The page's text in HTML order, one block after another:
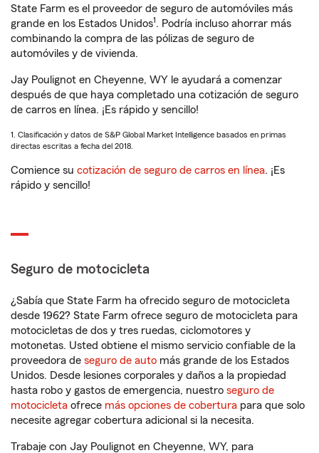
State Farm es el proveedor de seguro de automóviles más
grande en los Estados Unidos1. Podría incluso ahorrar más
combinando la compra de las pólizas de seguro de
automóviles y de vivienda.
Jay Poulignot en Cheyenne, WY le ayudará a comenzar
después de que haya completado una cotización de seguro
de carros en línea. ¡Es rápido y sencillo!
1. Clasificación y datos de S&P Global Market Intelligence basados en primas
directas escritas a fecha del 2018.
Comience su cotización de seguro de carros en línea. ¡Es
rápido y sencillo!
Seguro de motocicleta
¿Sabía que State Farm ha ofrecido seguro de motocicleta
desde 1962? State Farm ofrece seguro de motocicleta para
motocicletas de dos y tres ruedas, ciclomotores y
motonetas. Usted obtiene el mismo servicio confiable de la
proveedora de seguro de auto más grande de los Estados
Unidos. Desde lesiones corporales y daños a la propiedad
hasta robo y gastos de emergencia, nuestro seguro de
motocicleta ofrece más opciones de cobertura para que solo
necesite agregar cobertura adicional si la necesita.
Trabaje con Jay Poulignot en Cheyenne, WY, para